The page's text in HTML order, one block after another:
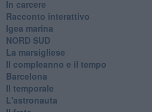
In carcere
Racconto interattivo
Igea marina
​NORD SUD
La marsigliese
Il compleanno e il tempo
Barcelona
Il temporale
L'astronauta